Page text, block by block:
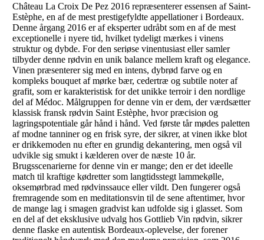
Château La Croix De Pez 2016 repræsenterer essensen af Saint-
Estèphe, en af de mest prestigefyldte appellationer i Bordeaux.
Denne årgang 2016 er af eksperter udråbt som en af de mest
exceptionelle i nyere tid, hvilket tydeligt mærkes i vinens
struktur og dybde. For den seriøse vinentusiast eller samler
tilbyder denne rødvin en unik balance mellem kraft og elegance.
Vinen præsenterer sig med en intens, dybrød farve og en
kompleks bouquet af mørke bær, cedertræ og subtile noter af
grafit, som er karakteristisk for det unikke terroir i den nordlige
del af Médoc. Målgruppen for denne vin er dem, der værdsætter
klassisk fransk rødvin Saint Estèphe, hvor præcision og
lagringspotentiale går hånd i hånd. Ved første tår mødes paletten
af modne tanniner og en frisk syre, der sikrer, at vinen ikke blot
er drikkemoden nu efter en grundig dekantering, men også vil
udvikle sig smukt i kælderen over de næste 10 år.
Brugsscenarierne for denne vin er mange; den er det ideelle
match til kraftige kødretter som langtidsstegt lammekølle,
oksemørbrad med rødvinssauce eller vildt. Den fungerer også
fremragende som en meditationsvin til de sene aftentimer, hvor
de mange lag i smagen gradvist kan udfolde sig i glasset. Som
en del af det eksklusive udvalg hos Gottlieb Vin rødvin, sikrer
denne flaske en autentisk Bordeaux-oplevelse, der forener